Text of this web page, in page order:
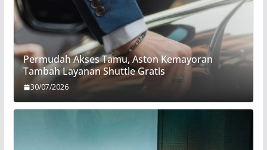
Permudah Akses Tamu, Aston Kemayoran
Tambah Layanan Shuttle Gratis
30/07/2026